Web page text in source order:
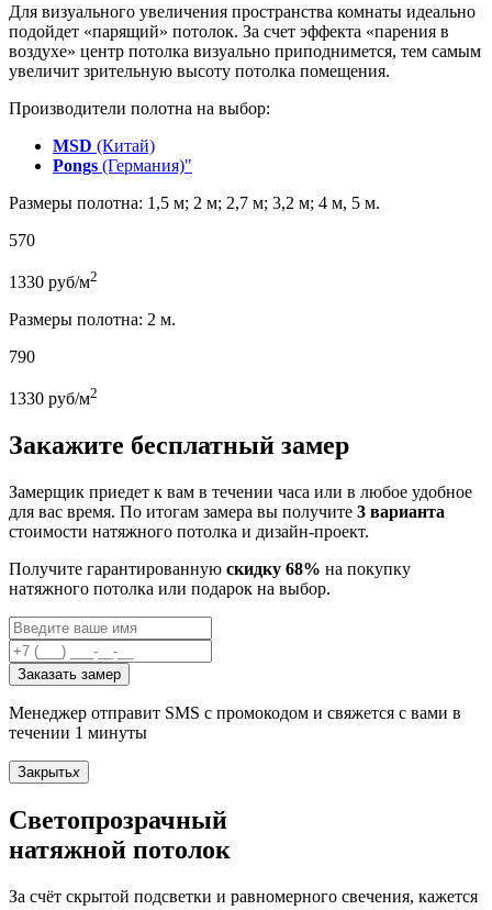
Для визуального увеличения пространства комнаты идеально
подойдет «парящий» потолок. За счет эффекта «парения в
воздухе» центр потолка визуально приподнимется, тем самым
увеличит зрительную высоту потолка помещения.
Производители полотна на выбор:
MSD (Китай)
Pongs (Германия)"
Размеры полотна: 1,5 м; 2 м; 2,7 м; 3,2 м; 4 м, 5 м.
570
1330 руб/м2
Размеры полотна: 2 м.
790
1330 руб/м2
Закажите бесплатный замер
Замерщик приедет к вам в течении часа или в любое удобное
для вас время. По итогам замера вы получите 3 варианта
стоимости натяжного потолка и дизайн-проект.
Получите гарантированную скидку 68% на покупку
натяжного потолка или подарок на выбор.
Заказать замер
Менеджер отправит SMS с промокодом и свяжется с вами в
течении 1 минуты
Закрытьx
Светопрозрачный
натяжной потолок
За счёт скрытой подсветки и равномерного свечения, кажется